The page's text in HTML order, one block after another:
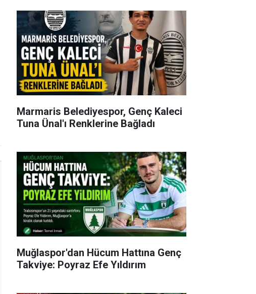
Marmaris Belediyespor, Genç Kaleci
Tuna Ünal'ı Renklerine Bağladı
Muğlaspor'dan Hücum Hattına Genç
Takviye: Poyraz Efe Yıldırım